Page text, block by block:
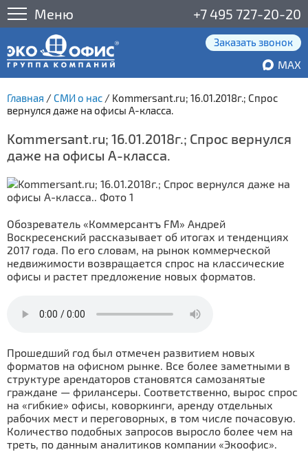
Меню +7 495 727-20-20
Заказать звонок
MAX
Главная / СМИ о нас / Kommersant.ru; 16.01.2018г.; Спрос
вернулся даже на офисы А-класса.
Kommersant.ru; 16.01.2018г.; Спрос вернулся
даже на офисы А-класса.
Обозреватель «Коммерсантъ FM» Андрей
Воскресенский рассказывает об итогах и тенденциях
2017 года. По его словам, на рынок коммерческой
недвижимости возвращается спрос на классические
офисы и растет предложение новых форматов.
Прошедший год был отмечен развитием новых
форматов на офисном рынке. Все более заметными в
структуре арендаторов становятся самозанятые
граждане — фрилансеры. Соответственно, вырос спрос
на «гибкие» офисы, коворкинги, аренду отдельных
рабочих мест и переговорных, в том числе почасовую.
Количество подобных запросов выросло более чем на
треть, по данным аналитиков компании «Экоофис».